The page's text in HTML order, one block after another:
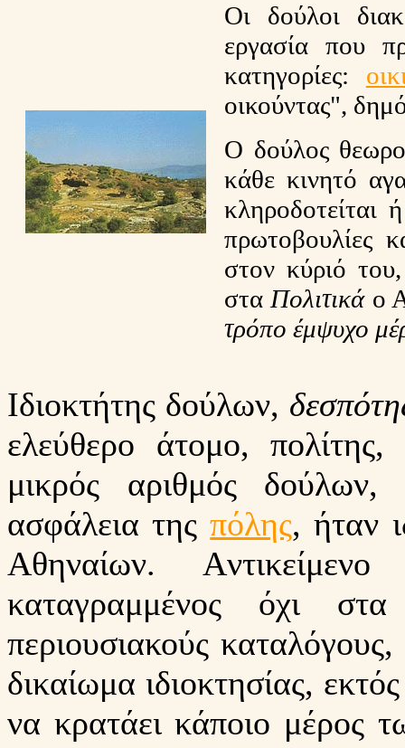
Οι δούλοι
εργασία που
κατηγορίες:
οικούντας",
O δούλος
κάθε κινητό
κληροδοτείται
πρωτοβουλίες
στον κύριό
στα Πολιτικάο
τρόπο έμψυχο
Ιδιοκτήτης δούλων,
ελεύθερο άτομο,
μικρός αριθμός δούλων,
ασφάλεια τηςπόλης, ήταν
Αθηναίων.
καταγραμμένος όχι
περιουσιακούς
δικαίωμα ιδιοκτησίας,
να κρατάει κάποιο μέρος